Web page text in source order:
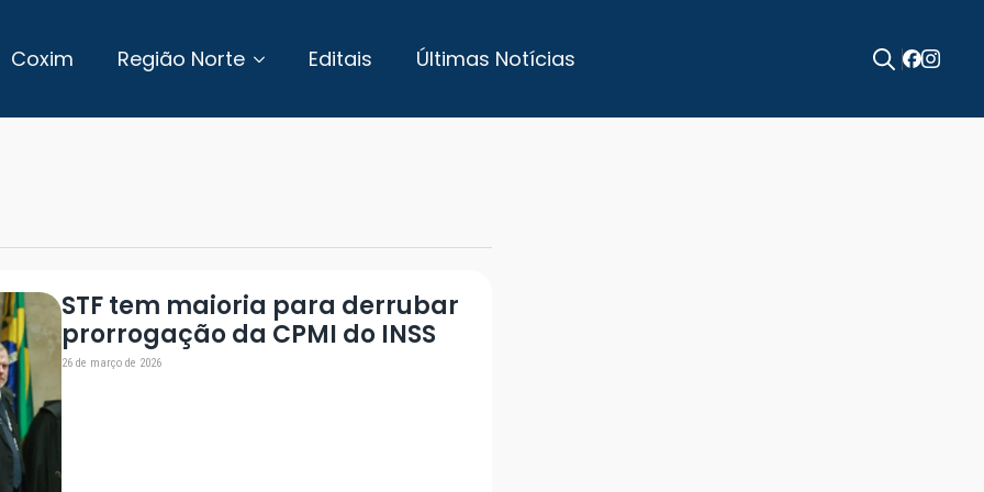
Coxim Região Norte Editais Últimas Notícias
STF tem maioria para derrubar
prorrogação da CPMI do INSS
26 de março de 2026